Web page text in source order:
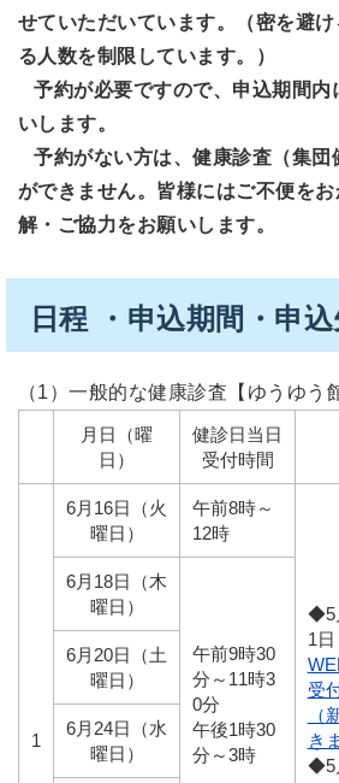
せていただいています。（密を避
る人数を制限しています。）
予約が必要ですので、申込期間内
いします。
予約がない方は、健康診査 （集
ができません。皆様にはご不便を
解・ご協力をお願いします。
日程 ・申込期間・申
（1）一般的な健康診査【ゆうゆう
月日（曜
日）
健診日当日
受付時間
1
6月16日（火
曜日）
午前8時～
12時
◆5
1日
受
（
き
◆5
6月18日（木
曜日）
午前9時30
分～11時3
0分
午後1時30
分～3時
6月20日（土
曜日）
6月24日（水
曜日）